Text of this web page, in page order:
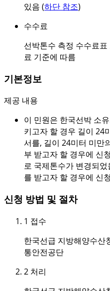
있음 (하단 참조)
수수료
선박톤수 측정 수수료
료 기준에 따름
기본정보
제공 내용
이 민원은 한국선박 소
키고자 할 경우 길이 24
서를, 길이 24미터 미만
부 받고자 할 경우에 신
로 국제톤수가 변경되
를 받고자 할 경우에 신
신청 방법 및 절차
1 접수
한국선급 지방해양수산
통안전공단
2 처리